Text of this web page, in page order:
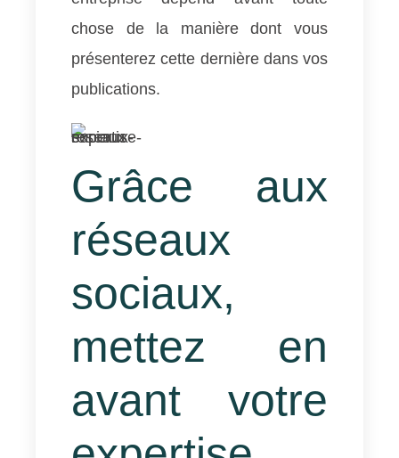
chose de la manière dont vous
présenterez cette dernière dans vos
publications.
Grâce aux
réseaux
sociaux,
mettez en
avant votre